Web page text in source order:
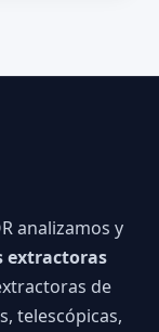
analizamos y
extractoras
de
telescópicas,